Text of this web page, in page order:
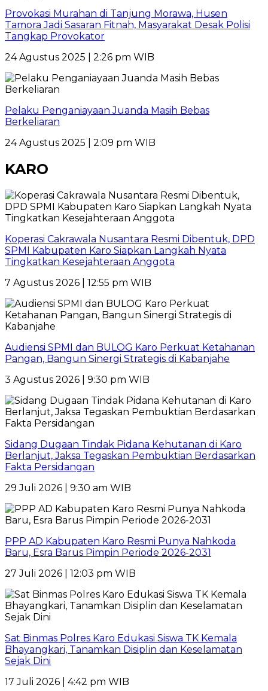
Provokasi Murahan di Tanjung Morawa, Husen
Tamora Jadi Sasaran Fitnah, Masyarakat Desak Polisi
Tangkap Provokator
24 Agustus 2025 | 2:26 pm WIB
Pelaku Penganiayaan Juanda Masih Bebas
Berkeliaran
24 Agustus 2025 | 2:09 pm WIB
KARO
Koperasi Cakrawala Nusantara Resmi Dibentuk, DPD
SPMI Kabupaten Karo Siapkan Langkah Nyata
Tingkatkan Kesejahteraan Anggota
7 Agustus 2026 | 12:55 pm WIB
Audiensi SPMI dan BULOG Karo Perkuat Ketahanan
Pangan, Bangun Sinergi Strategis di Kabanjahe
3 Agustus 2026 | 9:30 pm WIB
Sidang Dugaan Tindak Pidana Kehutanan di Karo
Berlanjut, Jaksa Tegaskan Pembuktian Berdasarkan
Fakta Persidangan
29 Juli 2026 | 9:30 am WIB
PPP AD Kabupaten Karo Resmi Punya Nahkoda
Baru, Esra Barus Pimpin Periode 2026-2031
27 Juli 2026 | 12:03 pm WIB
Sat Binmas Polres Karo Edukasi Siswa TK Kemala
Bhayangkari, Tanamkan Disiplin dan Keselamatan
Sejak Dini
17 Juli 2026 | 4:42 pm WIB